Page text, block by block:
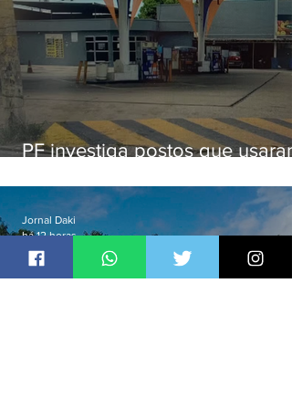
PF investiga postos que usaram
secretário morto em 2020
Jornal Daki
há 12 horas